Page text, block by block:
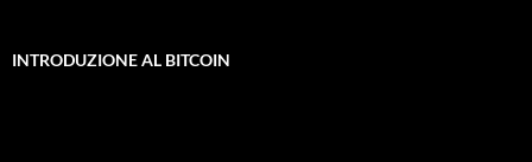
INTRODUZIONE AL BITCOIN